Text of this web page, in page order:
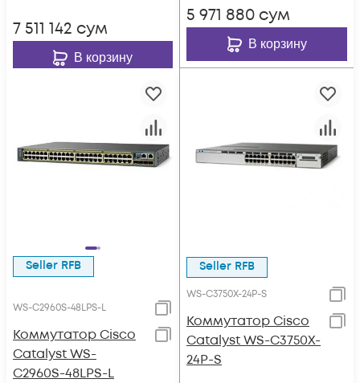
7 511 142 сум
В корзину
5 971 880 сум
В корзину
Seller RFB
WS-C2960S-48LPS-L
Коммутатор Cisco
Catalyst WS-
C2960S-48LPS-L
Seller RFB
WS-C3750X-24P-S
Коммутатор Cisco
Catalyst WS-C3750X-
24P-S